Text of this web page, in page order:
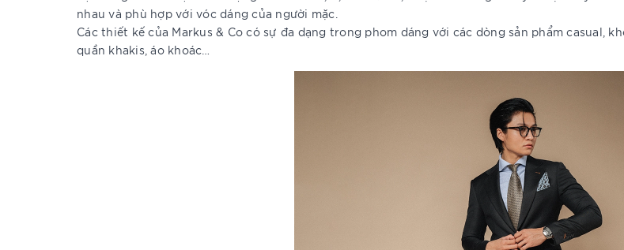
nhau và phù hợp với vóc dáng của người mặc.
Các thiết kế của Markus & Co có sự đa dạng trong phom dáng với các dòng sản phẩm casual,
quần khakis, áo khoác…